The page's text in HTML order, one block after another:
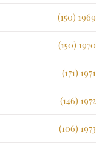
1969 (150)
1970 (150)
1971 (171)
1972 (146)
1973 (106)